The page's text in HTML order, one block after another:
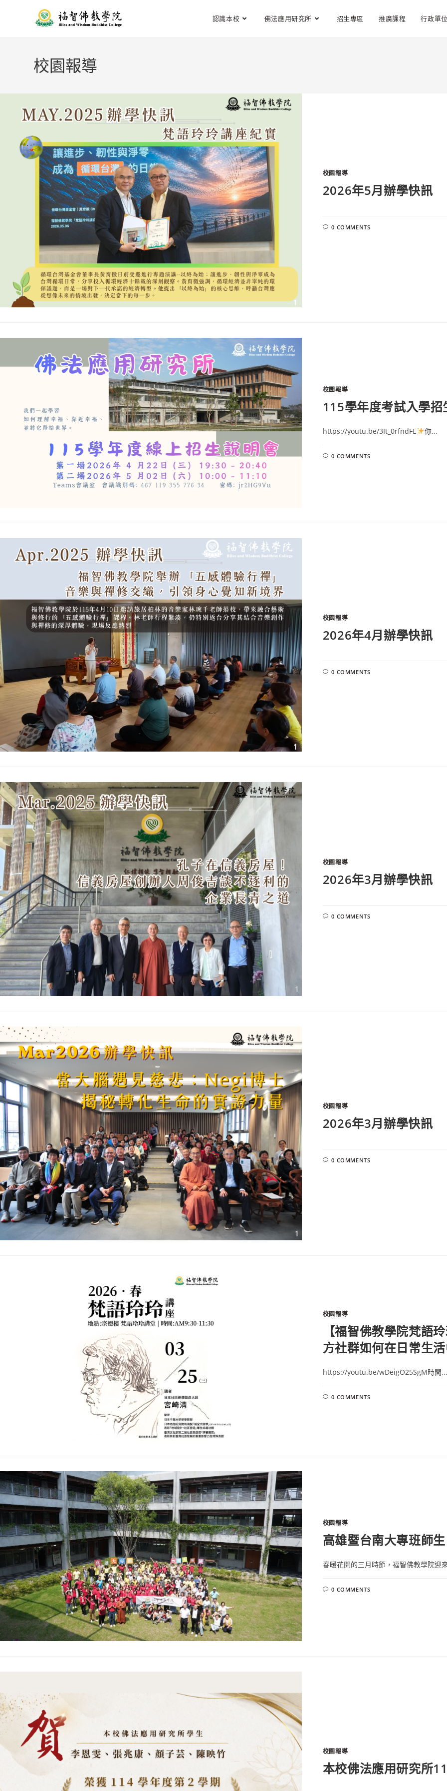
認識本校 佛法應用研究所 招生專區 推廣課程 行政單位
校園報導
校園報導
2026年5月辦學快訊
0 COMMENTS
校園報導
115學年度考試入學
https://youtu.be/3It_0rfndFE 你...
0 COMMENTS
校園報導
2026年4月辦學快訊
0 COMMENTS
校園報導
2026年3月辦學快訊
0 COMMENTS
校園報導
2026年3月辦學快訊
0 COMMENTS
校園報導
【福智佛教學院梵
方社群如何在日常生
https://youtu.be/wDeigO25SgM時間...
0 COMMENTS
校園報導
高雄暨台南大專班師
春暖花開的三月時節，福智佛教學院迎
0 COMMENTS
校園報導
本校佛法應用研究所